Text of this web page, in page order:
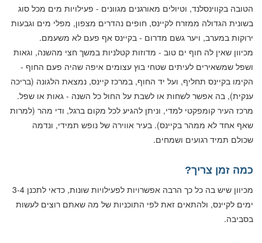
הטובה בקווינסלנד, וטיולים מאורגנים מגוונים - פעילויות מים מכל סוג
בשונית הגדולה ממזרח לקיינס, חופים נהדרים מצפון, מפלי מים וגבעות
ירוקות במערב, ויער גשם מדרום - בקיינס אף פעם לא משעמם.
מכיוון שאין לה חוף ים טוב - מדוזות קטלניות במשך חצי מהשנה, וגאות
ושפל שמשאירים לעיתים שטחי בוץ עצומים איפה שהיה פעם החוף -
הקימו בקיינס תחליף, ועל יד החוף, במרכז קיינס, נמצאת הלגונה (בריכה
ענקית), בה אפשר לשחות או לשבת על החול כל השנה - גאות או שפל.
מרכז העיר קומפקטי למדי, וניתן להגיע לכל מקום ברגל, ודי מהר (למרות
שאף אחד לא ממהר בקיינס). בעיר אווירה של נופש תמידי, ונדמה
שכולם תמיד רגועים ושמחים.
כמה זמן צריך?
מכיוון שיש בה כל כך הרבה אפשרויות לפעילויות שונות, כדאי לתכנן 3-4
ימים לקיינס, ולהתאים זאת לפי התוכניות של מה שאתם רוצים לעשות
בסביבה.